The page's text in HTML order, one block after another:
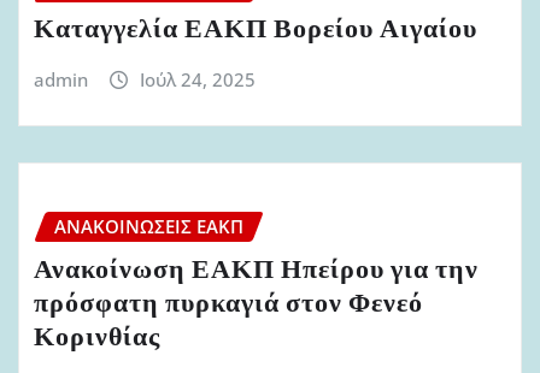
Καταγγελία ΕΑΚΠ Βορείου Αιγαίου
admin Ιούλ 24, 2025
ΑΝΑΚΟΙΝΏΣΕΙΣ ΕΑΚΠ
Ανακοίνωση ΕΑΚΠ Ηπείρου για την
πρόσφατη πυρκαγιά στον Φενεό
Κορινθίας